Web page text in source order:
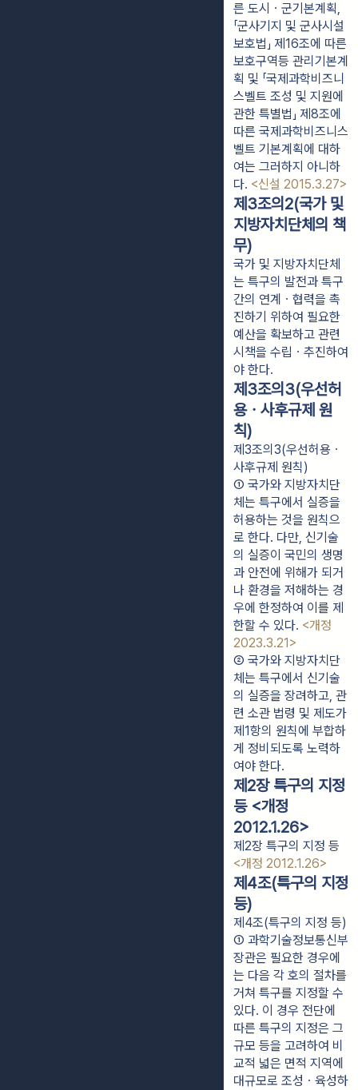
른 도시ㆍ군기본계획,
「군사기지 및 군사시설
보호법」 제16조에 따른
보호구역등 관리기본계
획 및 「국제과학비즈니
스벨트 조성 및 지원에
관한 특별법」 제8조에
따른 국제과학비즈니스
벨트 기본계획에 대하
여는 그러하지 아니하
다. <신설 2015.3.27>
제3조의2(국가 및
지방자치단체의 책
무)
국가 및 지방자치단체
는 특구의 발전과 특구
간의 연계ㆍ협력을 촉
진하기 위하여 필요한
예산을 확보하고 관련
시책을 수립ㆍ추진하여
야 한다.
제3조의3(우선허
용ㆍ사후규제 원
칙)
제3조의3(우선허용ㆍ
사후규제 원칙)
① 국가와 지방자치단
체는 특구에서 실증을
허용하는 것을 원칙으
로 한다. 다만, 신기술
의 실증이 국민의 생명
과 안전에 위해가 되거
나 환경을 저해하는 경
우에 한정하여 이를 제
한할 수 있다. <개정
2023.3.21>
② 국가와 지방자치단
체는 특구에서 신기술
의 실증을 장려하고, 관
련 소관 법령 및 제도가
제1항의 원칙에 부합하
게 정비되도록 노력하
여야 한다.
제2장 특구의 지정
등 <개정
2012.1.26>
제2장 특구의 지정 등
<개정 2012.1.26>
제4조(특구의 지정
등)
제4조(특구의 지정 등)
① 과학기술정보통신부
장관은 필요한 경우에
는 다음 각 호의 절차를
거쳐 특구를 지정할 수
있다. 이 경우 전단에
따른 특구의 지정은 그
규모 등을 고려하여 비
교적 넓은 면적 지역에
대규모로 조성ㆍ육성하